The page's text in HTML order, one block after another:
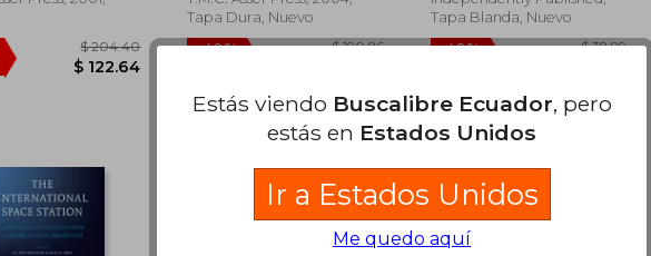
Tapa Dura, Nuevo
Designs of Planets,
Tapa Blanda, Nuevo
Estás viendo Buscalibre Ecuador, pero
estás en Estados Unidos
Ir a Estados Unidos
Me quedo aquí